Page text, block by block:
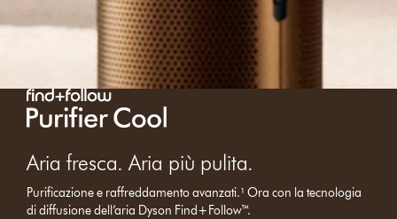
Aria fresca. Aria più pulita.
Purificazione e raffreddamento avanzati.¹ Ora con la tecnologia
di diffusione dell’aria Dyson Find+Follow™.